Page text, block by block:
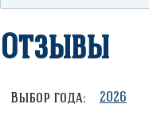
Отзывы
Выбор года: 2026